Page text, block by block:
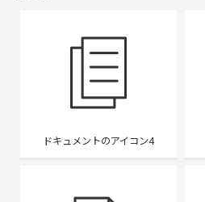
ドキュメントのアイコン4